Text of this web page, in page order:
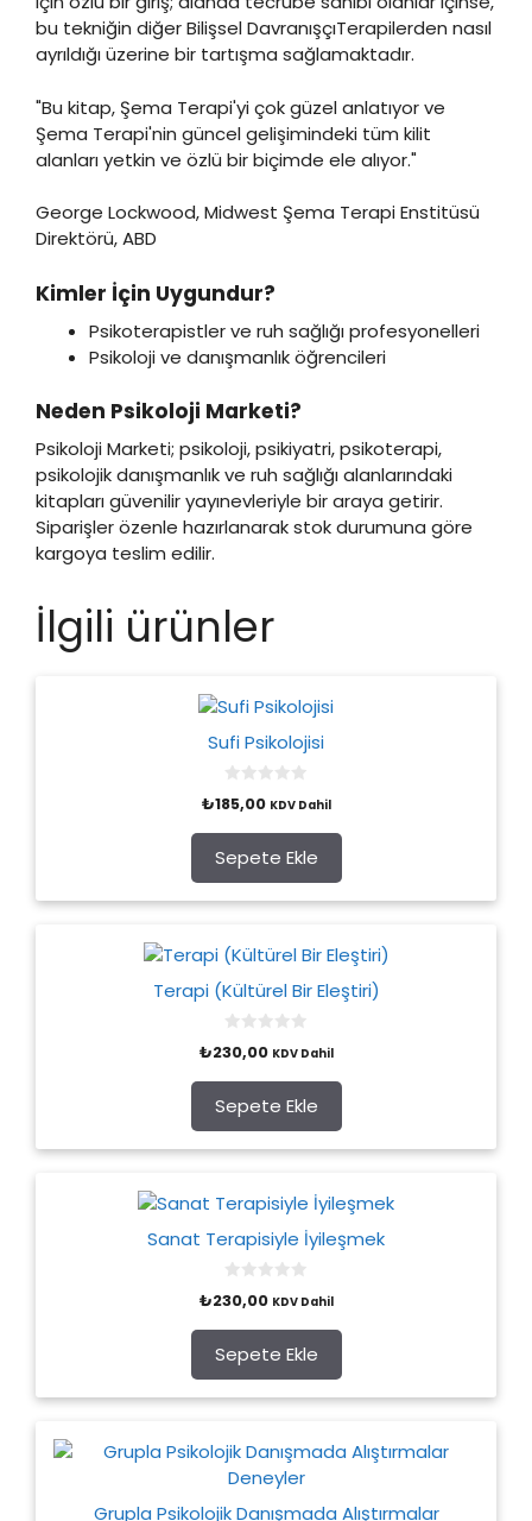
bu tekniğin diğer Bilişsel DavranışçıTerapilerden nasıl
ayrıldığı üzerine bir tartışma sağlamaktadır.
"Bu kitap, Şema Terapi'yi çok güzel anlatıyor ve
Şema Terapi'nin güncel gelişimindeki tüm kilit
alanları yetkin ve özlü bir biçimde ele alıyor."
George Lockwood, Midwest Şema Terapi Enstitüsü
Direktörü, ABD
Kimler İçin Uygundur?
Psikoterapistler ve ruh sağlığı profesyonelleri
Psikoloji ve danışmanlık öğrencileri
Neden Psikoloji Marketi?
Psikoloji Marketi; psikoloji, psikiyatri, psikoterapi,
psikolojik danışmanlık ve ruh sağlığı alanlarındaki
kitapları güvenilir yayınevleriyle bir araya getirir.
Siparişler özenle hazırlanarak stok durumuna göre
kargoya teslim edilir.
İlgili ürünler
Sufi Psikolojisi
0
o
t
o
f
5
₺185,00 KDV Dahil
Sepete Ekle
Terapi (Kültürel Bir Eleştiri)
o
t
o
f
5
₺230,00 KDV Dahil
Sepete Ekle
Sanat Terapisiyle İyileşmek
o
t
o
f
5
₺230,00 KDV Dahil
Sepete Ekle
Grupla Psikolojik Danışmada Alıştırmalar